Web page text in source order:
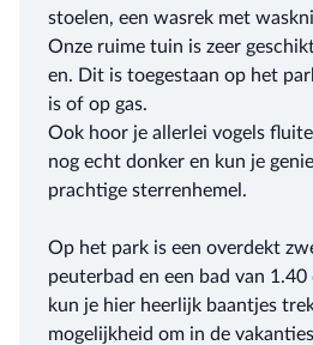
stoelen, een wasrek met
Onze ruime tuin is zeer
en. Dit is toegestaan op het
is of op gas.
Ook hoor je allerlei vogels
nog echt donker en kun je
prachtige sterrenhemel.
Op het park is een overdekt
peuterbad en een bad van
kun je hier heerlijk baantjes
mogelijkheid om in de